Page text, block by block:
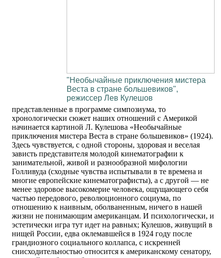
"Необычайные приключения мистера
Веста в стране большевиков",
режиссер Лев Кулешов
представленные в программе симпозиума, то
хронологически сюжет наших отношений с Америкой
начинается картиной Л. Кулешова «Необычайные
приключения мистера Веста в стране большевиков» (1924).
Здесь чувствуется, с одной стороны, здоровая и веселая
зависть представителя молодой кинематографии к
занимательной, живой и разнообразной мифологии
Голливуда (сходные чувства испытывали в те времена и
многие европейские кинематографисты), а с другой — не
менее здоровое высокомерие человека, ощущающего себя
частью передового, революционного социума, по
отношению к наивным, оболваненным, ничего в нашей
жизни не понимающим американцам. И психологически, и
эстетически игра тут идет на равных; Кулешов, живущий в
нищей России, едва оклемавшейся в 1924 году после
грандиозного социального коллапса, с искренней
снисходительностью относится к американскому сенатору,